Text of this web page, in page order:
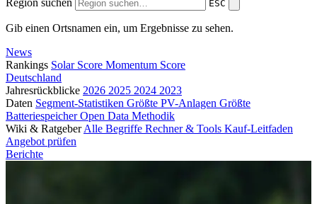
ESC
Gib einen Ortsnamen ein, um Ergebnisse zu sehen.
News
Rankings Solar Score Momentum Score
Deutschland
Jahresrückblicke 2026 2025 2024 2023
Daten Segment-Statistiken Größte PV-Anlagen Größte
BatteriespeicherOpen Data Methodik
Wiki & Ratgeber Alle Begriffe Rechner & Tools Kauf-Leitfaden
Angebot prüfen
Berichte